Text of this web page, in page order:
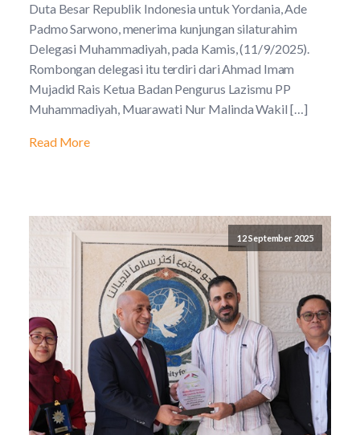
Duta Besar Republik Indonesia untuk Yordania, Ade
Padmo Sarwono, menerima kunjungan silaturahim
Delegasi Muhammadiyah, pada Kamis, (11/9/2025).
Rombongan delegasi itu terdiri dari Ahmad Imam
Mujadid Rais Ketua Badan Pengurus Lazismu PP
Muhammadiyah, Muarawati Nur Malinda Wakil […]
Read More
12 September 2025